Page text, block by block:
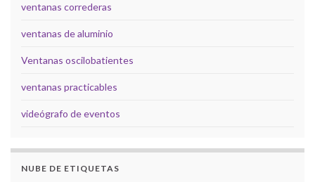
ventanas correderas
ventanas de aluminio
Ventanas oscilobatientes
ventanas practicables
videógrafo de eventos
NUBE DE ETIQUETAS